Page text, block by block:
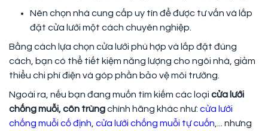
Nên chọn nhà cung cấp uy tín để được tư vấn và lắp
đặt cửa lưới một cách chuyên nghiệp.
Bằng cách lựa chọn cửa lưới phù hợp và lắp đặt đúng
cách, bạn có thể tiết kiệm năng lượng cho ngôi nhà, giảm
thiểu chi phí điện và góp phần bảo vệ môi trường.
Ngoài ra, nếu bạn đang muốn tìm kiếm các loại cửa lưới
chống muỗi, côn trùngchính hãng khác như: cửa lưới
chống muỗi cố định, cửa lưới chống muỗi tự cuốn,... nhưng